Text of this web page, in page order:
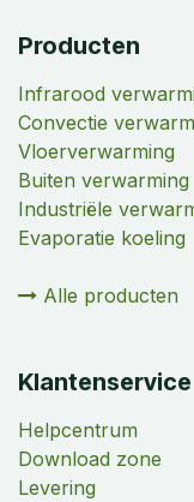
Producten
Infrarood
Convectie
Vloerverwarming
Buiten verwarming
Industriële
Evaporatie koeling
Alle producten
Klantenservice
Helpcentrum
Download zone
Levering